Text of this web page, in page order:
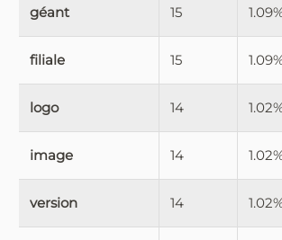
géant 15
filiale 15
logo 14
image 14
version 14